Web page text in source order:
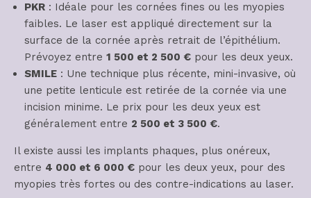
PKR : Idéale pour les cornées fines ou les myopies
faibles. Le laser est appliqué directement sur la
surface de la cornée après retrait de l’épithélium.
Prévoyez entre 1 500 et 2 500 € pour les deux yeux.
SMILE : Une technique plus récente, mini-invasive, où
une petite lenticule est retirée de la cornée via une
incision minime. Le prix pour les deux yeux est
généralement entre 2 500 et 3 500 €.
Il existe aussi les implants phaques, plus onéreux,
entre 4 000 et 6 000 € pour les deux yeux, pour des
myopies très fortes ou des contre-indications au laser.